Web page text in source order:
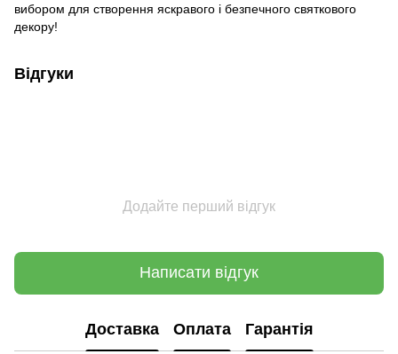
вибором для створення яскравого і безпечного святкового
декору!
Відгуки
Додайте перший відгук
Написати відгук
Доставка Оплата Гарантія